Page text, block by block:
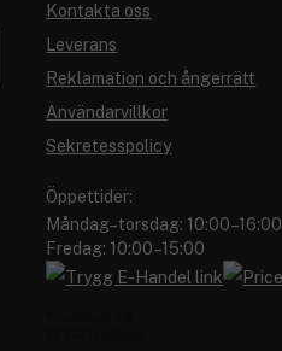
Kontakta oss
Leverans
Reklamation och ångerrätt
Användarvillkor
Sekretesspolicy
Öppettider:
Måndag–torsdag: 10:00–16:00
Fredag: 10:00–15:00